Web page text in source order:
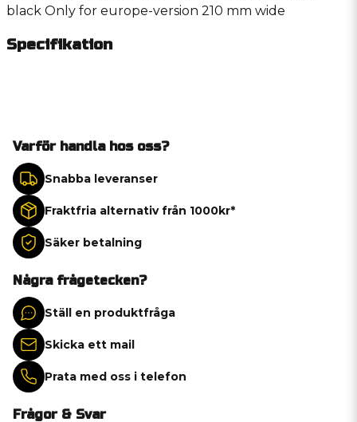
black Only for europe-version 210 mm wide
Specifikation
Varför handla hos oss?
Snabba leveranser
Fraktfria alternativ från 1000kr*
Säker betalning
Några frågetecken?
Ställ en produktfråga
Skicka ett mail
Prata med oss i telefon
Frågor & Svar